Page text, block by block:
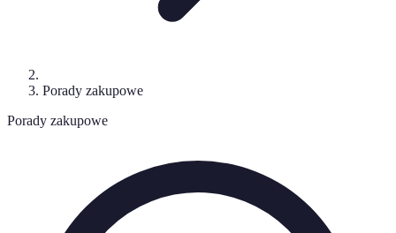
Porady zakupowe
Porady zakupowe